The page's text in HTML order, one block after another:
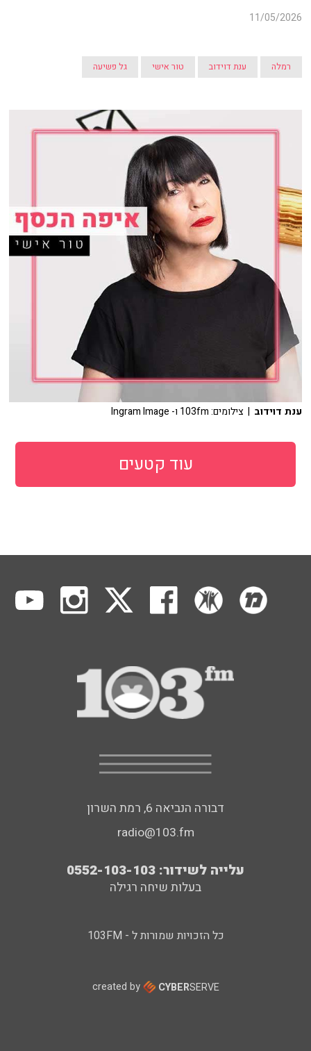
11/05/2026
רמלה ענת דוידוב טור אישי גל פשיעה
ענת דוידוב | צילומים: 103fm ו- Ingram Image
עוד קטעים
דבורה הנביאה 6, רמת השרון
radio@103.fm
עלייה לשידור: 0552-103-103
בעלות שיחה רגילה
כל הזכויות שמורות ל - 103FM
created by CYBERSERVE